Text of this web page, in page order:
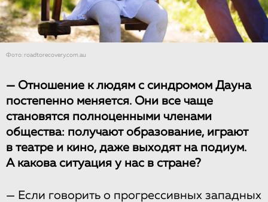
Фото: roadtorecovery.com.au
— Отношение к людям с синдромом Дауна
постепенно меняется. Они все чаще
становятся полноценными членами
общества: получают образование, играют
в театре и кино, даже выходят на подиум.
А какова ситуация у нас в стране?
— Если говорить о прогрессивных западных